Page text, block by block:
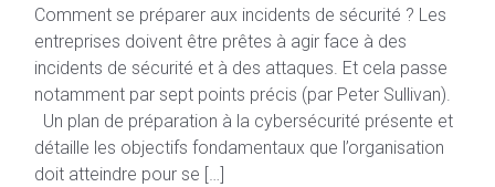
Comment se préparer aux incidents de sécurité ? Les
entreprises doivent être prêtes à agir face à des
incidents de sécurité et à des attaques. Et cela passe
notamment par sept points précis (par Peter Sullivan).
Un plan de préparation à la cybersécurité présente et
détaille les objectifs fondamentaux que l’organisation
doit atteindre pour se […]